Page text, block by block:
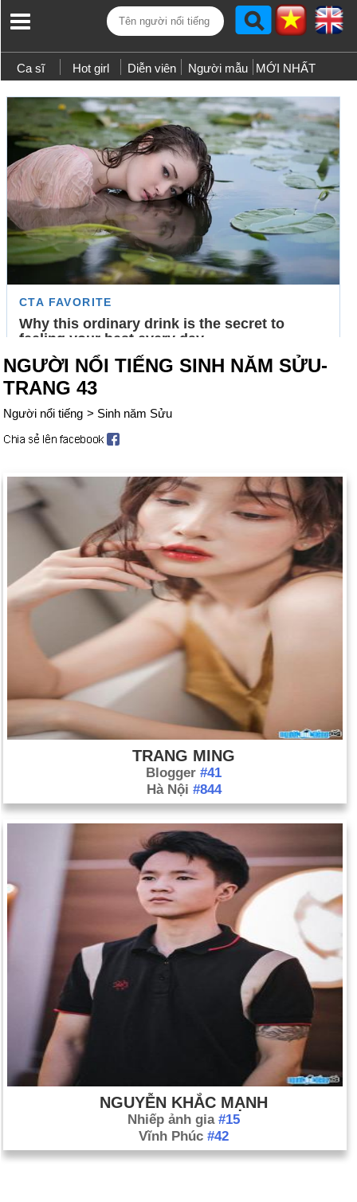
Ca sĩ Hot girl Diễn viên Người mẫu MỚI NHẤT
NGƯỜI NỔI TIẾNG SINH NĂM SỬU-
TRANG 43
Người nổi tiếng > Sinh năm Sửu
TRANG MING
Blogger #41
Hà Nội #844
NGUYỄN KHẮC MẠNH
Nhiếp ảnh gia #15
Vĩnh Phúc #42